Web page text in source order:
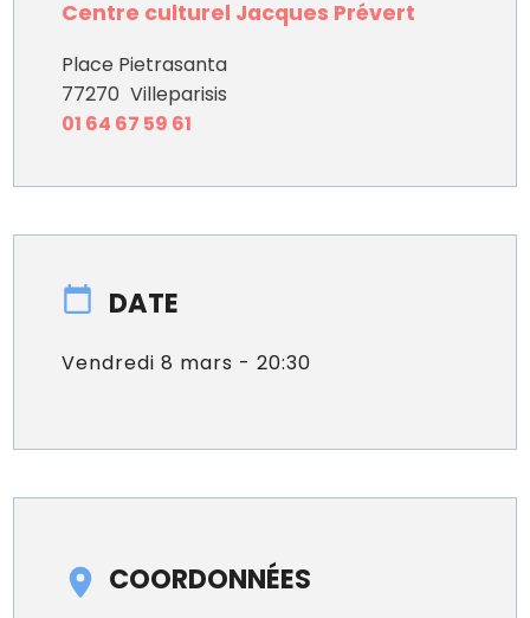
Centre culturel Jacques Prévert
Place Pietrasanta
77270 Villeparisis
01 64 67 59 61
DATE
Vendredi 8 mars - 20:30
COORDONNÉES